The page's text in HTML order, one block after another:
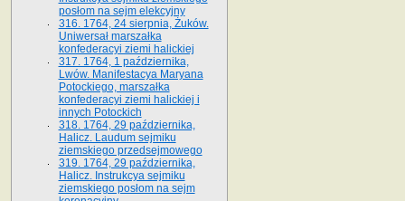
posłom na sejm elekcyjny
316. 1764, 24 sierpnia, Żuków.
Uniwersał marszałka
konfederacyi ziemi halickiej
317. 1764, 1 października,
Lwów. Manifestacya Maryana
Potockiego, marszałka
konfederacyi ziemi halickiej i
innych Potockich
318. 1764, 29 października,
Halicz. Laudum sejmiku
ziemskiego przedsejmowego
319. 1764, 29 października,
Halicz. Instrukcya sejmiku
ziemskiego posłom na sejm